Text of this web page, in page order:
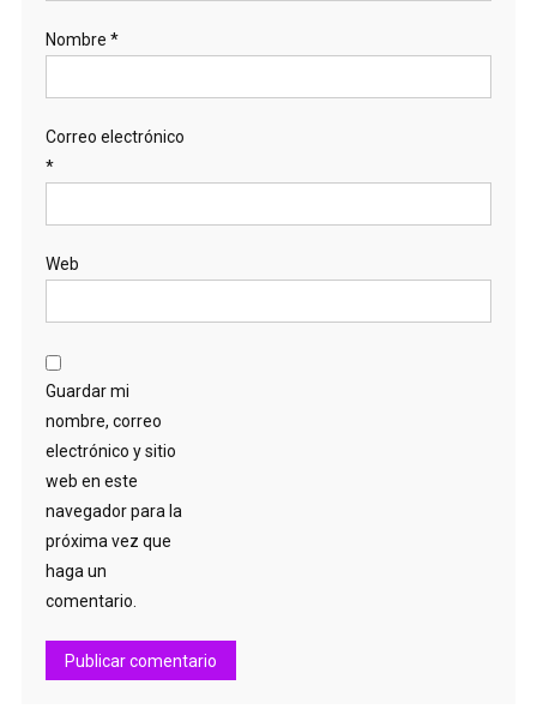
Nombre *
Correo electrónico
*
Web
Guardar mi
nombre, correo
electrónico y sitio
web en este
navegador para la
próxima vez que
haga un
comentario.